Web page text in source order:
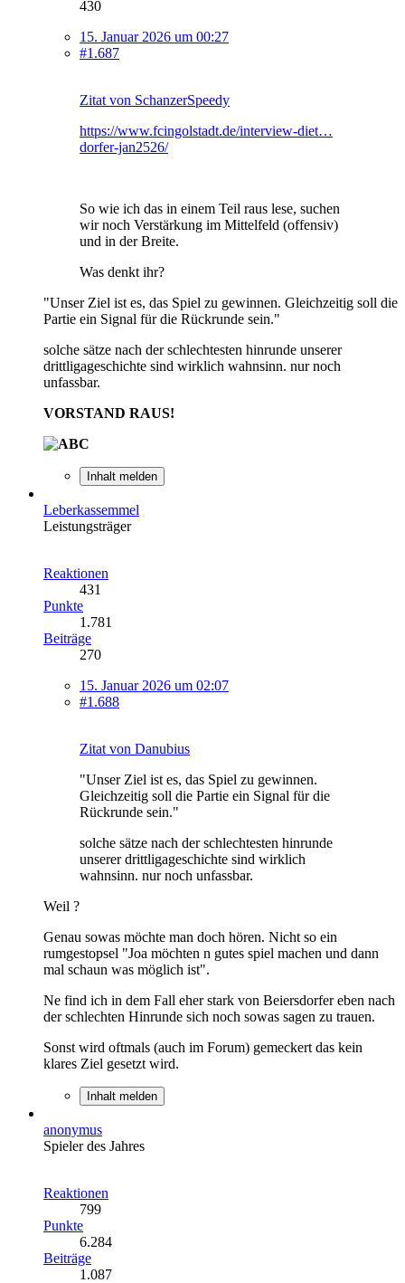
430
15. Januar 2026 um 00:27
#1.687
Zitat von SchanzerSpeedy
https://www.fcingolstadt.de/interview-diet…
dorfer-jan2526/
So wie ich das in einem Teil raus lese, suchen
wir noch Verstärkung im Mittelfeld (offensiv)
und in der Breite.
Was denkt ihr?
"Unser Ziel ist es, das Spiel zu gewinnen. Gleichzeitig soll die
Partie ein Signal für die Rückrunde sein."
solche sätze nach der schlechtesten hinrunde unserer
drittligageschichte sind wirklich wahnsinn. nur noch
unfassbar.
VORSTAND RAUS!
Inhalt melden
Leberkassemmel
Leistungsträger
Reaktionen
431
Punkte
1.781
Beiträge
270
15. Januar 2026 um 02:07
#1.688
Zitat von Danubius
"Unser Ziel ist es, das Spiel zu gewinnen.
Gleichzeitig soll die Partie ein Signal für die
Rückrunde sein."
solche sätze nach der schlechtesten hinrunde
unserer drittligageschichte sind wirklich
wahnsinn. nur noch unfassbar.
Weil ?
Genau sowas möchte man doch hören. Nicht so ein
rumgestopsel "Joa möchten n gutes spiel machen und dann
mal schaun was möglich ist".
Ne find ich in dem Fall eher stark von Beiersdorfer eben nach
der schlechten Hinrunde sich noch sowas sagen zu trauen.
Sonst wird oftmals (auch im Forum) gemeckert das kein
klares Ziel gesetzt wird.
Inhalt melden
anonymus
Spieler des Jahres
Reaktionen
799
Punkte
6.284
Beiträge
1.087